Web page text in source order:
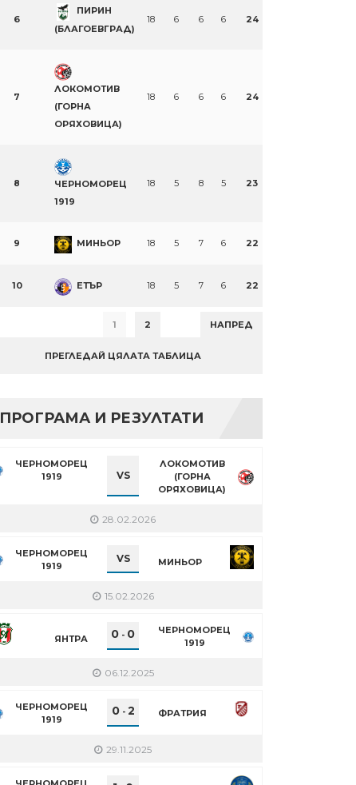
6
ПИРИН
(БЛАГОЕВГРАД)
18 6 6 6 24
7
ЛОКОМОТИВ
(ГОРНА
ОРЯХОВИЦА)
18 6 6 6 24
8
ЧЕРНОМОРЕЦ
1919
18 5 8 5 23
9 МИНЬОР 18 5 7 6 22
10 ЕТЪР 18 5 7 6 22
1 2 НАПРЕД
ПРЕГЛЕДАЙ ЦЯЛАТА ТАБЛИЦА
ПРОГРАМА И РЕЗУЛТАТИ
ЧЕРНОМОРЕЦ
1919
VS
ЛОКОМОТИВ
(ГОРНА
ОРЯХОВИЦА)
28.02.2026
ЧЕРНОМОРЕЦ
1919
VS МИНЬОР
15.02.2026
ЯНТРА 0 - 0
ЧЕРНОМОРЕЦ
1919
06.12.2025
ЧЕРНОМОРЕЦ
1919
0- 2 ФРАТРИЯ
29.11.2025